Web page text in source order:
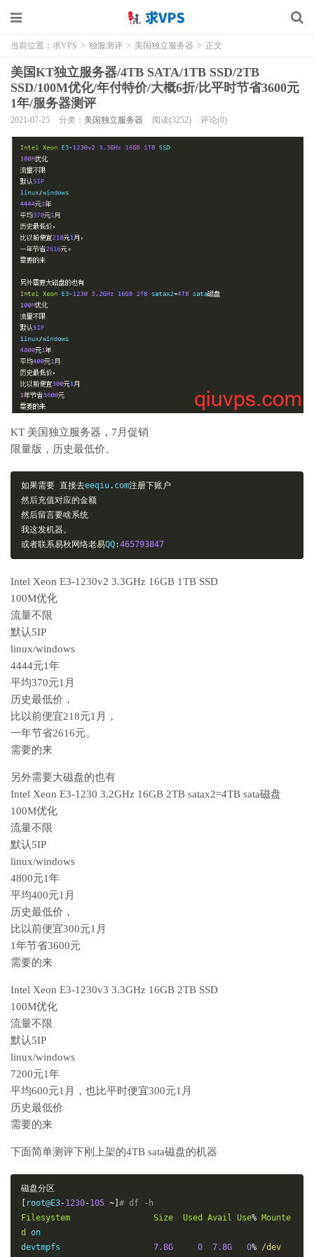
当前位置： 求VPS > 独服测评 > 美国独立服务器 > 正文
美国KT独立服务器/4TB SATA/1TB SSD/2TB
SSD/100M优化/年付特价/大概6折/比平时节省3600元
1年/服务器测评
2021-07-25 分类： 美国独立服务器 阅读(3252) 评论(0)
KT 美国独立服务器，7月促销
限量版，历史最低价。
如果需要 直接去eeqiu. com注册下账户
然后充值对应的金额
然后留言要啥系统
我这发机器。
或者联系易秋网络老易QQ:465793847
Intel Xeon E3-1230v2 3.3GHz 16GB 1TB SSD
100M优化
流量不限
默认5IP
linux/windows
4444元1年
平均370元1月
历史最低价，
比以前便宜218元1月，
一年节省2616元。
需要的来
另外需要大磁盘的也有
Intel Xeon E3-1230 3.2GHz 16GB 2TB satax2=4TB sata磁盘
100M优化
流量不限
默认5IP
linux/windows
4800元1年
平均400元1月
历史最低价，
比以前便宜300元1月
1年节省3600元
需要的来
Intel Xeon E3-1230v3 3.3GHz 16GB 2TB SSD
100M优化
流量不限
默认5IP
linux/windows
7200元1年
平均600元1月，也比平时便宜300元1月
历史最低价
需要的来
下面简单测评下刚上架的4TB sata磁盘的机器
磁盘分区
root@E3-1230-105 ~] # df -h
Filesystem
Size Used Avail Use% Mounte
d
on
devtmpfs 7.8G 0 7.8G 0% /dev